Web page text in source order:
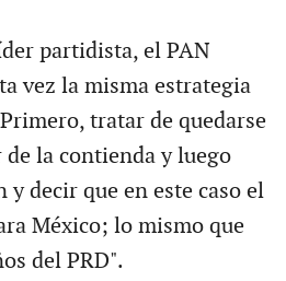
partidista, el PAN
vez la misma estrategia
tratar de quedarse
la contienda y luego
decir que en este caso el
México; lo mismo que
del PRD".